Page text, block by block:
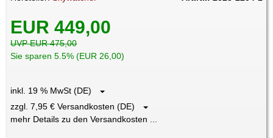
EUR 449,00
UVP EUR 475,00
Sie sparen 5.5% (EUR 26,00)
inkl. 19 % MwSt (DE)
zzgl. 7,95 € Versandkosten (DE)
mehr Details zu den Versandkosten ...